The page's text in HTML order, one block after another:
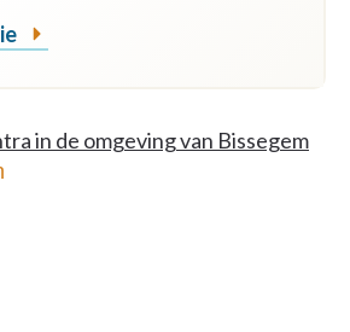
in de omgeving van Bissegem